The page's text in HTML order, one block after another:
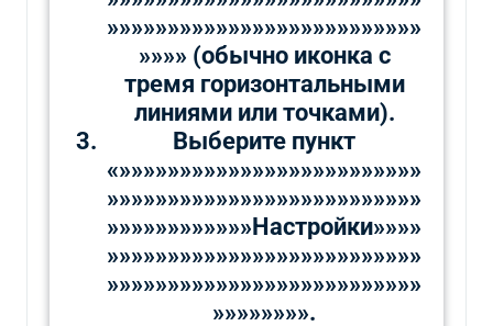
»»»»»»»»»»»»»»»»»»»»»»»»»»
»»»» (обычно иконка с
тремя горизонтальными
линиями или точками).
Выберите пункт
«»»»»»»»»»»»»»»»»»»»»»»»»»
»»»»»»»»»»»»»»»»»»»»»»»»»»
»»»»»»»»»»»»Настройки»»»»
»»»»»»»»»»»»»»»»»»»»»»»»»»
»»»»»»»»»»»»»»»»»»»»»»»»»»
»»»»»»»».